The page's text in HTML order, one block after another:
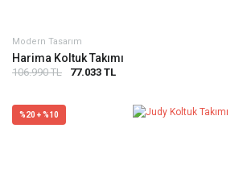
Modern Tasarım
Harima Koltuk Takımı
106.990 TL 77.033 TL
%20 + %10